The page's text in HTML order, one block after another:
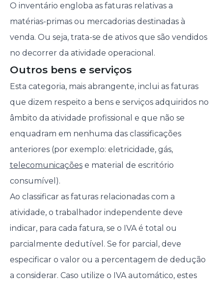
O inventário engloba as faturas relativas a
matérias-primas ou mercadorias destinadas à
venda. Ou seja, trata-se de ativos que são vendidos
no decorrer da atividade operacional.
Outros bens e serviços
Esta categoria, mais abrangente, inclui as faturas
que dizem respeito a bens e serviços adquiridos no
âmbito da atividade profissional e que não se
enquadram em nenhuma das classificações
anteriores (por exemplo: eletricidade, gás,
telecomunicaçõese material de escritório
consumível).
Ao classificar as faturas relacionadas com a
atividade, o trabalhador independente deve
indicar, para cada fatura, se o IVA é total ou
parcialmente dedutível. Se for parcial, deve
especificar o valor ou a percentagem de dedução
a considerar. Caso utilize o IVA automático, estes